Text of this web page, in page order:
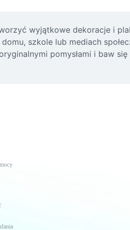
wyjątkowe dekoracje i
szkole lub mediach
pomysłami i baw